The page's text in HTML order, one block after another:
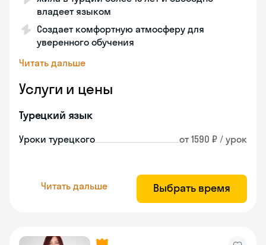
владеет языком
Создает комфортную атмосферу для
уверенного обучения
Читать дальше
Услуги и цены
Турецкий язык
Уроки турецкого от 1590 ₽ / урок
Читать дальше Выбрать время